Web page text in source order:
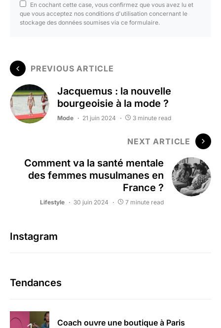
En cochant cette case, vous confirmez que vous avez lu et
que vous acceptez nos conditions d'utilisation concernant le
stockage des données soumises via ce formulaire.
PREVIOUS ARTICLE
Jacquemus : la nouvelle
bourgeoisie à la mode ?
Mode 21 juin 2024 3 minute read
NEXT ARTICLE
Comment va la santé mentale
des femmes musulmanes en
France ?
Lifestyle 30 juin 2024 7 minute read
Instagram
Tendances
Coach ouvre une boutique à Paris